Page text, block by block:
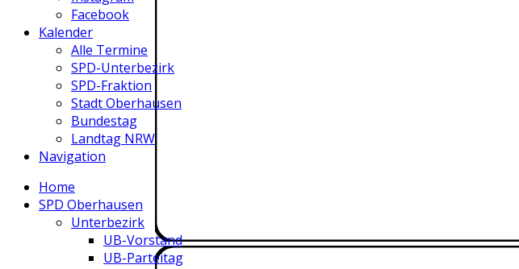
Facebook
Kalender
Alle Termine
SPD-Unterbezirk
SPD-Fraktion
Stadt Oberhausen
Bundestag
Landtag NRW
Navigation
Home
SPD Oberhausen
Unterbezirk
UB-Vorstand
UB-Parteitag